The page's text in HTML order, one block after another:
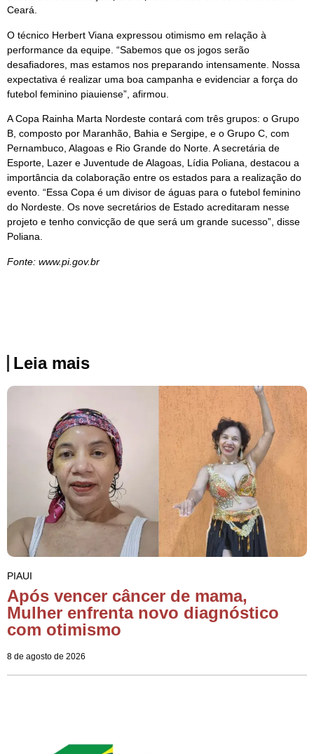
Ceará.
O técnico Herbert Viana expressou otimismo em relação à
performance da equipe. “Sabemos que os jogos serão
desafiadores, mas estamos nos preparando intensamente. Nossa
expectativa é realizar uma boa campanha e evidenciar a força do
futebol feminino piauiense”, afirmou.
A Copa Rainha Marta Nordeste contará com três grupos: o Grupo
B, composto por Maranhão, Bahia e Sergipe, e o Grupo C, com
Pernambuco, Alagoas e Rio Grande do Norte. A secretária de
Esporte, Lazer e Juventude de Alagoas, Lídia Poliana, destacou a
importância da colaboração entre os estados para a realização do
evento. “Essa Copa é um divisor de águas para o futebol feminino
do Nordeste. Os nove secretários de Estado acreditaram nesse
projeto e tenho convicção de que será um grande sucesso”, disse
Poliana.
Fonte: www.pi.gov.br
Leia mais
PIAUI
Após vencer câncer de mama,
Mulher enfrenta novo diagnóstico
com otimismo
8 de agosto de 2026